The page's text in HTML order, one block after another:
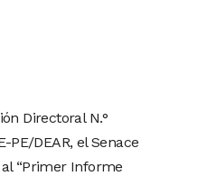
Directoral N.°
PE/DEAR, el Senace
“Primer Informe